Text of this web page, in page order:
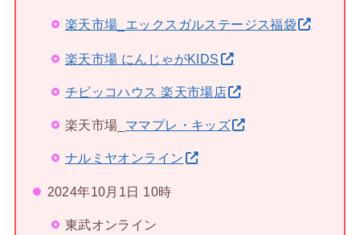
楽天市場_エックスガルステージス福袋
楽天市場 にんじゃがKIDS
チビッコハウス 楽天市場店
楽天市場_ ママプレ・キッズ
ナルミヤオンライン
2024年10月1日 10時
東武オンライン